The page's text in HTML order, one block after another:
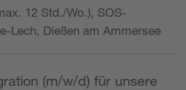
12 Std./Wo.), SOS-
Lech, Dießen am Ammersee
(m/w/d) für unsere